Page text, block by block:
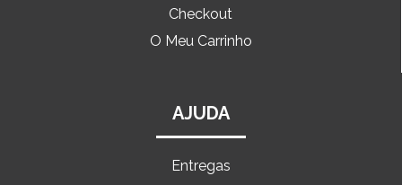
Checkout
O Meu Carrinho
AJUDA
Entregas